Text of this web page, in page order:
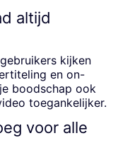
altijd
kijken
en on-
boodschap ook
toegankelijker.
voor alle